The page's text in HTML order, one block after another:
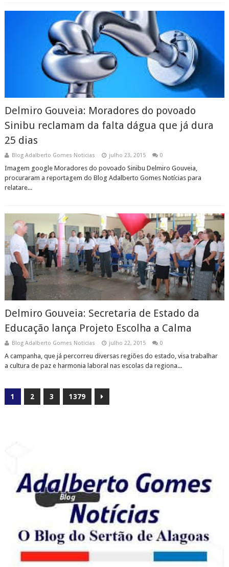
Delmiro Gouveia: Moradores do povoado
Sinibu reclamam da falta dágua que já dura
25 dias
Blog Adalberto Gomes Noticias julho 23, 2015 0
Imagem google Moradores do povoado Sinibu Delmiro Gouveia,
procuraram a reportagem do Blog Adalberto Gomes Notícias para
relatare...
Delmiro Gouveia: Secretaria de Estado da
Educação lança Projeto Escolha a Calma
Blog Adalberto Gomes Noticias julho 22, 2015 0
A campanha, que já percorreu diversas regiões do estado, visa trabalhar
a cultura de paz e harmonia laboral nas escolas da regiona...
1 2 3 1379